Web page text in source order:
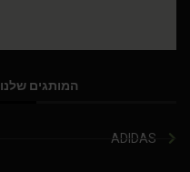
המותגים שלנו
ADIDAS